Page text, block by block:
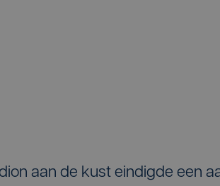
aan de kust eindigde een